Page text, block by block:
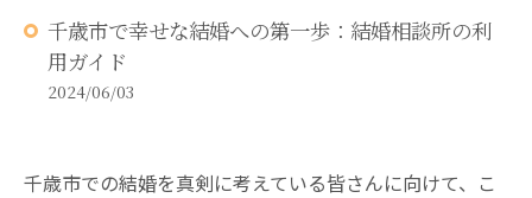
千歳市で幸せな結婚への第一歩：結婚相談所の利
用ガイド
2024/06/03
千歳市での結婚を真剣に考えている皆さんに向けて、こ